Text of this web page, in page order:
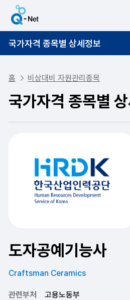
국가자격 종목별 상세정보
홈 비상대비 자원관리종목
국가자격 종목별
도자공예기능사
Craftsman Ceramics
관련부처
고용노동부